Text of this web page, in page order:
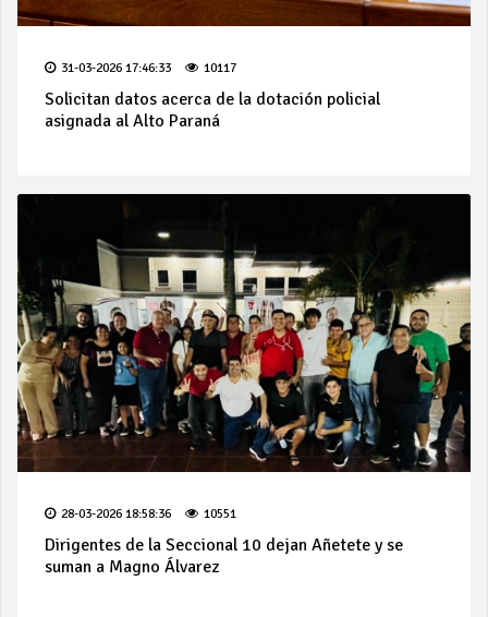
31-03-2026 17:46:33 10117
Solicitan datos acerca de la dotación policial
asignada al Alto Paraná
28-03-2026 18:58:36 10551
Dirigentes de la Seccional 10 dejan Añetete y se
suman a Magno Álvarez